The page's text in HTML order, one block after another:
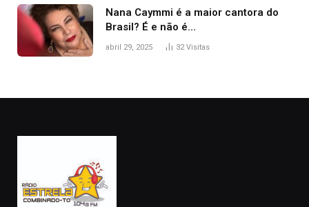
Nana Caymmi é a maior cantora do
Brasil? É e não é…
abril 29, 2025 32Visitas